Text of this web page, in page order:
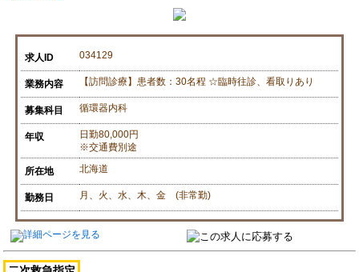
求人ID 034129
業務内容 【訪問診療】患者数：30名程 ☆臨時往診、看取りあり
募集科目 循環器内科
年収
日勤80,000円
※交通費別途
所在地 北海道
勤務日 月、火、水、木、金 (非常勤)